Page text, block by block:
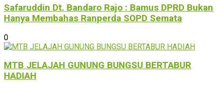
Safaruddin Dt. Bandaro Rajo : Bamus DPRD Bukan
Hanya Membahas Ranperda SOPD Semata
0
MTB JELAJAH GUNUNG BUNGSU BERTABUR
HADIAH